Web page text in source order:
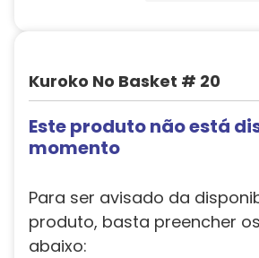
Kuroko No Basket # 20
Este produto não está
momento
Para ser avisado da
produto, basta preencher
abaixo: